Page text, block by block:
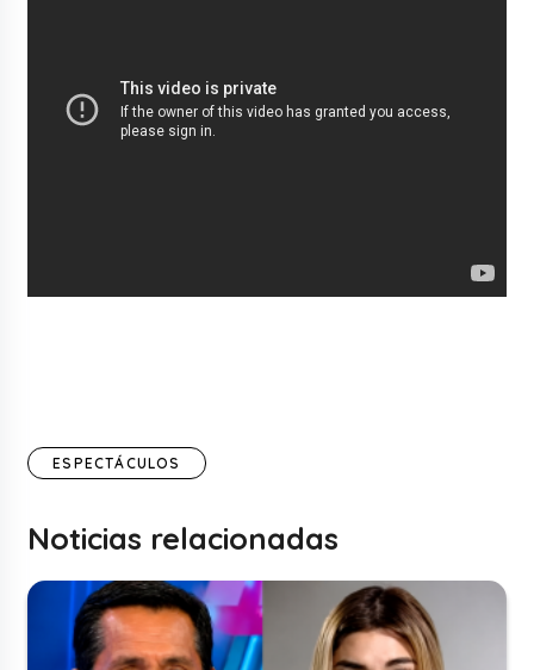
ESPECTÁCULOS
Noticias relacionadas